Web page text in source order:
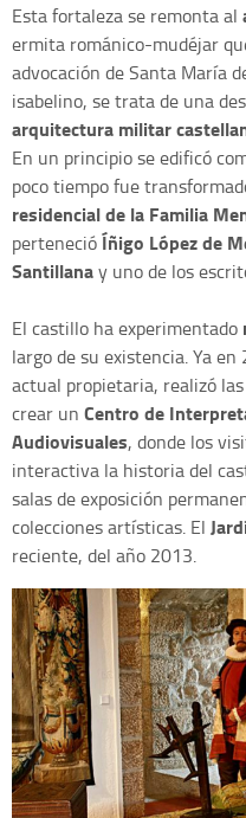
Esta fortaleza se remonta al
ermita románico-mudéjar
advocación de Santa María
isabelino, se trata de una
arquitectura militar
En un principio se edificó
poco tiempo fue
residencial de la Familia
pertenecióÍñigo López de
Santillanay uno de los
El castillo ha experimentado
largo de su existencia. Ya
actual propietaria, realizó
crear un Centro de
Audiovisuales, donde los
interactiva la historia del
salas de exposición
colecciones artísticas. El
reciente, del año 2013.